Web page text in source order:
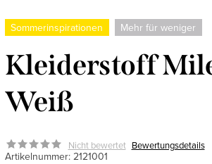
Sommerinspirationen Mehr für weniger
Kleiderstoff
Weiß
Nicht bewertet Bewertungsdetails
Artikelnummer: 2121001